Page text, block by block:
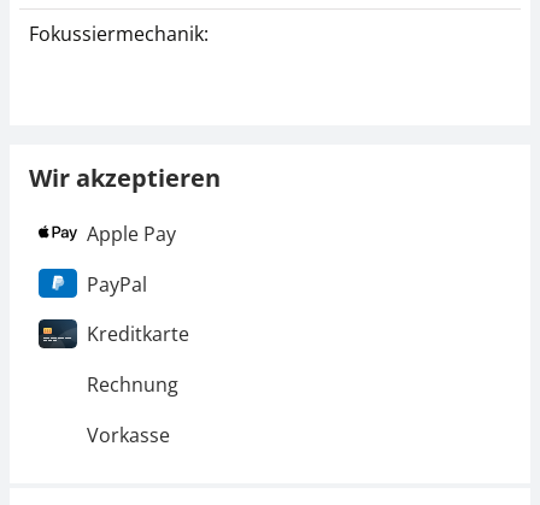
Fokussiermechanik:
Wir akzeptieren
Apple Pay
PayPal
Kreditkarte
Rechnung
Vorkasse